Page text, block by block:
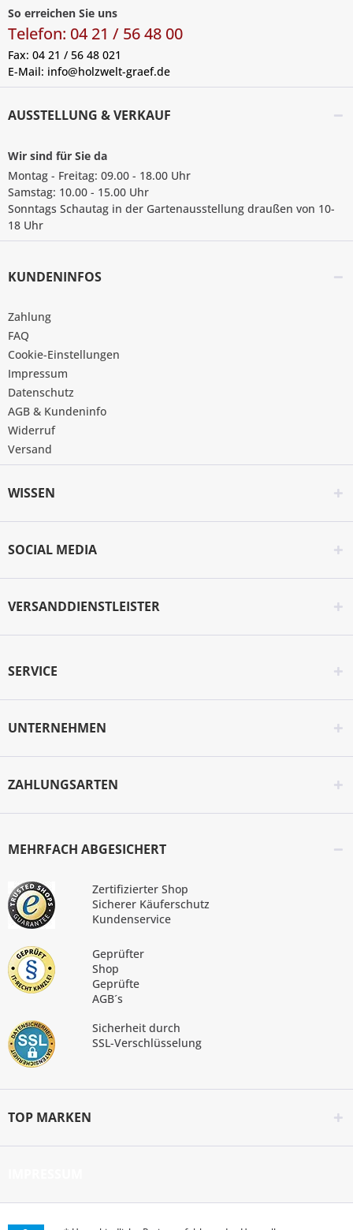
So erreichen Sie uns
Telefon: 04 21 / 56 48 00
Fax: 04 21 / 56 48 021
E-Mail: info@holzwelt-graef.de
AUSSTELLUNG & VERKAUF
Wir sind für Sie da
Montag - Freitag: 09.00 - 18.00 Uhr
Samstag: 10.00 - 15.00 Uhr
Sonntags Schautag in der Gartenausstellung draußen von 10-
18 Uhr
KUNDENINFOS
Zahlung
FAQ
Cookie-Einstellungen
Impressum
Datenschutz
AGB & Kundeninfo
Widerruf
Versand
WISSEN
SOCIAL MEDIA
VERSANDDIENSTLEISTER
SERVICE
UNTERNEHMEN
ZAHLUNGSARTEN
MEHRFACH ABGESICHERT
Zertifizierter Shop
Sicherer Käuferschutz
Kundenservice
Geprüfter
Shop
Geprüfte
AGB´s
Sicherheit durch
SSL-Verschlüsselung
TOP MARKEN